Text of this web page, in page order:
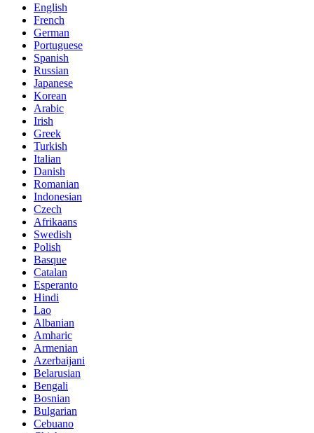
English
French
German
Portuguese
Spanish
Russian
Japanese
Korean
Arabic
Irish
Greek
Turkish
Italian
Danish
Romanian
Indonesian
Czech
Afrikaans
Swedish
Polish
Basque
Catalan
Esperanto
Hindi
Lao
Albanian
Amharic
Armenian
Azerbaijani
Belarusian
Bengali
Bosnian
Bulgarian
Cebuano